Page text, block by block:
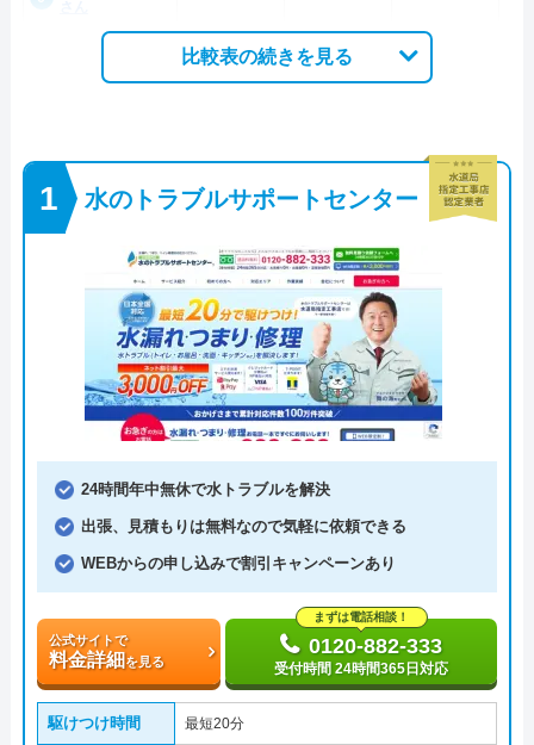
比較表の続きを見る
水のトラブルサポートセンター
24時間年中無休で水トラブルを解決
出張、見積もりは無料なので気軽に依頼できる
WEBからの申し込みで割引キャンペーンあり
公式サイトで
料金詳細を見る
まずは電話相談！
0120-882-333
受付時間 24時間365日対応
駆けつけ時間 最短20分